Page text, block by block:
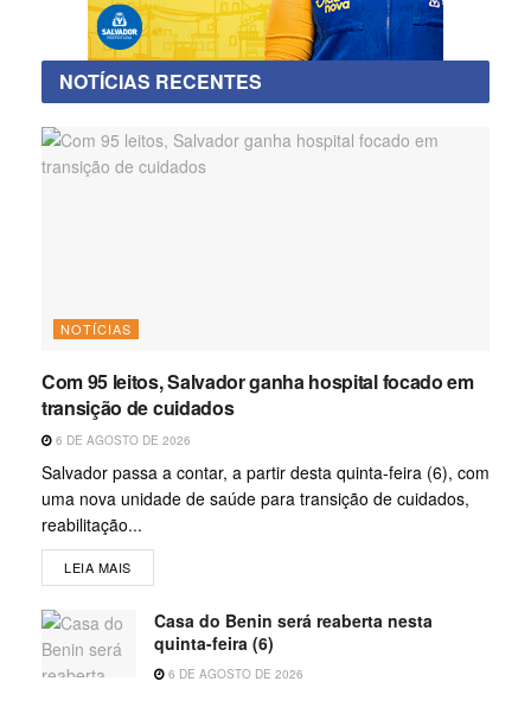
NOTÍCIAS RECENTES
NOTÍCIAS
Com 95 leitos, Salvador ganha hospital focado em
transição de cuidados
6 DE AGOSTO DE 2026
Salvador passa a contar, a partir desta quinta-feira (6), com
uma nova unidade de saúde para transição de cuidados,
reabilitação...
LEIA MAIS
Casa do Benin será reaberta nesta
quinta-feira (6)
6 DE AGOSTO DE 2026